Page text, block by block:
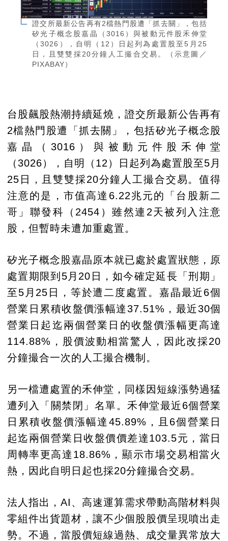
證交所最新公告再有2檔熱門股遭「抓去關」，包括
矽光子概念股嘉晶（3016）與被動元件股禾伸堂
（3026），自明（12）日起列為處置股至5月25
日，且雙雙採20分鐘人工撮合交易。（示意圖／
PIXABAY）
台股飆股熱潮持續延燒，證交所最新公告再有
2檔熱門股遭「抓去關」，包括矽光子概念股
嘉晶（3016）與被動元件股禾伸堂
（3026），自明（12）日起列為處置股至5月
25日，且雙雙採20分鐘人工撮合交易。值得
注意的是，市值高達6.22兆元的「台股新二
哥」聯發科（2454）雖然連2天被列入注意
股，但暫時未遭加重處置。
矽光子概念股嘉晶原本就已處於處置狀態，原
處置期限到5月20日，如今確定延長「刑期」
至5月25日，等於遭二度處置。嘉晶最近6個
營業日累積收盤價漲幅達37.51%，最近30個
營業日起迄兩個營業日的收盤價漲幅更高達
114.88%，股價波動相當驚人，因此改採20
分鐘撮合一次的人工撮合機制。
另一檔遭處置的禾伸堂，同樣因短線漲勢過猛
遭列入「關禁閉」名單。禾伸堂最近6個營業
日累積收盤價漲幅達45.89%，且6個營業日
起迄兩個營業日收盤價價差達103.5元，當日
周轉率更高達18.86%，顯示市場交易相當火
熱，因此自明日起也採20分鐘撮合交易。
法人指出，AI、高速運算需求帶動高階材料與
零組件出貨題材，讓不少個股股價呈現噴出走
勢。不過，當股價短線過熱、成交量異常放大